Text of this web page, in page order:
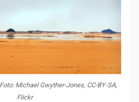
Michael Gwyther-Jones, CC-BY-SA,
Flickr